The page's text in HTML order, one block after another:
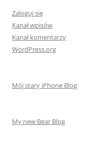
Zaloguj się
Kanał wpisów
Kanał komentarzy
WordPress.org
Mój stary iPhone Blog
My new Bear Blog